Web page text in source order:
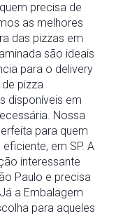
precisa de
as melhores
das pizzas em
são ideais
para o delivery
pizza
disponíveis em
Nossa
para quem
em SP. A
interessante
Paulo e precisa
a Embalagem
para aqueles